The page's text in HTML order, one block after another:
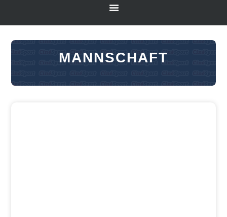
MANNSCHAFT